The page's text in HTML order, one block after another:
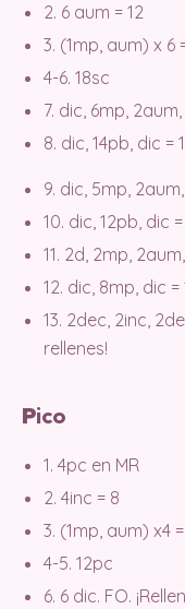
2. 6 aum = 12
3. (1mp, aum) x 6
4-6. 18sc
7. dic, 6mp,
8. dic, 14pb, dic =
9. dic, 5mp,
10. dic, 12pb, dic =
11. 2d, 2mp,
12. dic, 8mp, dic =
13. 2dec, 2inc,
rellenes!
Pico
1. 4pc en MR
2. 4inc = 8
3. (1mp, aum) x4
4-5. 12pc
6. 6 dic. FO.